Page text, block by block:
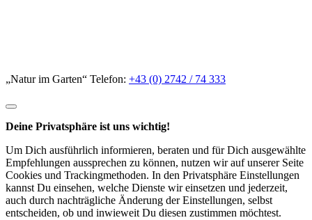
„Natur im Garten“ Telefon: +43 (0) 2742 / 74 333
Deine Privatsphäre ist uns wichtig!
Um Dich ausführlich informieren, beraten und für Dich ausgewählte
Empfehlungen aussprechen zu können, nutzen wir auf unserer Seite
Cookies und Trackingmethoden. In den Privatsphäre Einstellungen
kannst Du einsehen, welche Dienste wir einsetzen und jederzeit,
auch durch nachträgliche Änderung der Einstellungen, selbst
entscheiden, ob und inwieweit Du diesen zustimmen möchtest.